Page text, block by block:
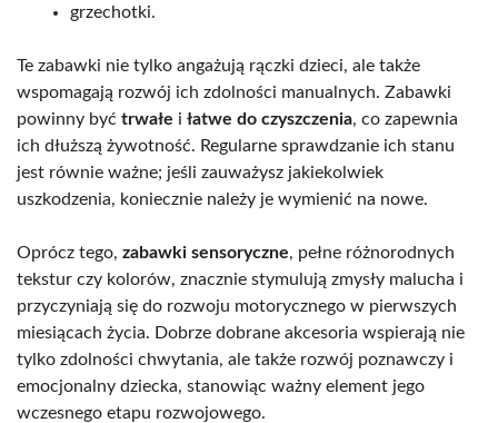
grzechotki.
Te zabawki nie tylko angażują rączki dzieci, ale także
wspomagają rozwój ich zdolności manualnych. Zabawki
powinny być trwałe i łatwe do czyszczenia, co zapewnia
ich dłuższą żywotność. Regularne sprawdzanie ich stanu
jest równie ważne; jeśli zauważysz jakiekolwiek
uszkodzenia, koniecznie należy je wymienić na nowe.
Oprócz tego, zabawki sensoryczne, pełne różnorodnych
tekstur czy kolorów, znacznie stymulują zmysły malucha i
przyczyniają się do rozwoju motorycznego w pierwszych
miesiącach życia. Dobrze dobrane akcesoria wspierają nie
tylko zdolności chwytania, ale także rozwój poznawczy i
emocjonalny dziecka, stanowiąc ważny element jego
wczesnego etapu rozwojowego.